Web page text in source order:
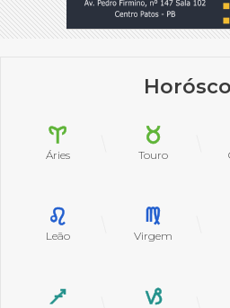
Áries Touro
Leão Virgem